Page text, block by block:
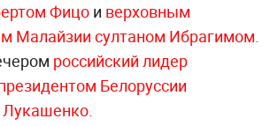
Фицои верховным
Малайзии султаном Ибрагимом.
российский лидер
Белоруссии
ашенко.